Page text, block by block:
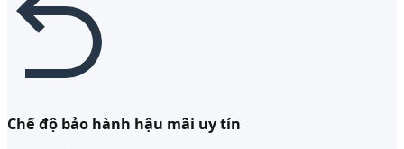
Chế độ bảo hành hậu mãi uy tín